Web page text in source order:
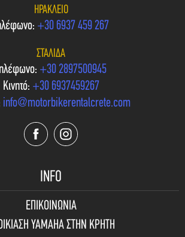
ΗΡΆΚΛΕΙΟ
+30 6937 459 267
ΣΤΑΛΊΔΑ
+30 2897500945
Κινητό: +30 6937459267
info@motorbikerentalcrete.com
INFO
ΕΠΙΚΟΙΝΩΝΙΑ
YAMAHA ΣΤΗΝ ΚΡΗΤΗ